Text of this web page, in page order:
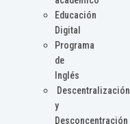
Educación
Digital
Programa
de
Inglés
Descentralización
y
Desconcentración